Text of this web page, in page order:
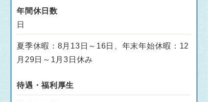
年間休日数
日
夏季休暇：8月13日～16日、年末年始休暇：12
月29日～1月3日休み
待遇・福利厚生